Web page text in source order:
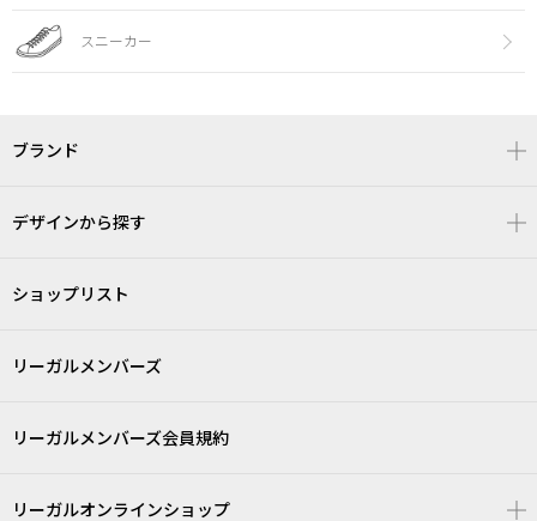
スニーカー
ブランド
デザインから探す
ショップリスト
リーガルメンバーズ
リーガルメンバーズ会員規約
リーガルオンラインショップ